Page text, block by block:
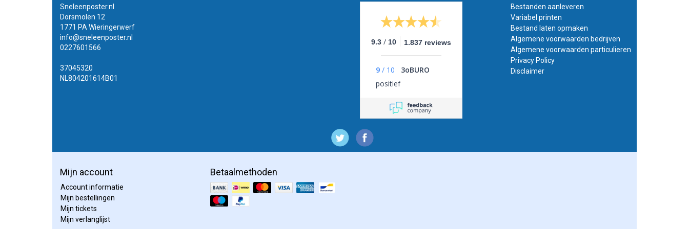
Er zijn veel verschillende standaardformaten, maar mocht u een aantal posters willen ontwerpen
Poster laten drukken voor uw winkel die afwijken van de standaard is geen probleem.
Soms moet een winkelposter meer laten zien dan alleen een actie en mag het een meer luxe
uitstraling hebben. Een afwijkend posterformaat, een speciale bedrukking of een 250 grams glans
wij op het gewenste formaat met dezelfde snelheid als u van ons gewend bent, voor 14:00 besteld
Sneleenposter.nl
Dorsmolen 12
1771 PA Wieringerwerf
info@sneleenposter.nl
0227601566
37045320
NL804201614B01
9.3 / 10 1.837 reviews
9 / 10
3oBURO
positief
Bestanden aanleveren
Variabel printen
Bestand laten opmaken
Algemene voorwaarden bedrijven
Algemene voorwaarden particulieren
Privacy Policy
Disclaimer
Mijn account
Account informatie
Mijn bestellingen
Mijn tickets
Mijn verlanglijst
Betaalmethoden